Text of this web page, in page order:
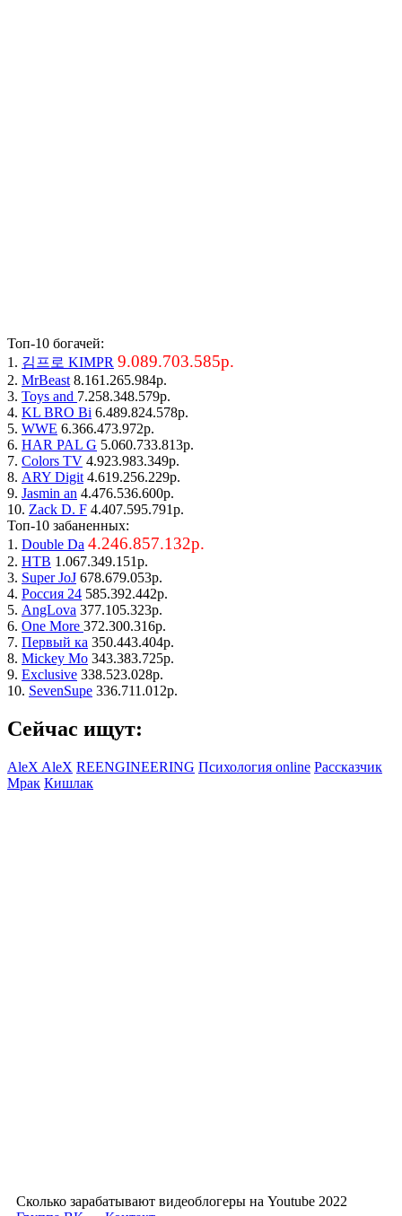
Топ-10 богачей:
1. 김프로 KIMPR 9.089.703.585р.
2. MrBeast 8.161.265.984р.
3. Toys and 7.258.348.579р.
4. KL BRO Bi 6.489.824.578р.
5. WWE 6.366.473.972р.
6. HAR PAL G 5.060.733.813р.
7. Colors TV 4.923.983.349р.
8. ARY Digit 4.619.256.229р.
9. Jasmin an 4.476.536.600р.
10. Zack D. F 4.407.595.791р.
Топ-10 забаненных:
1. Double Da 4.246.857.132р.
2. НТВ 1.067.349.151р.
3. Super JoJ 678.679.053р.
4. Россия 24 585.392.442р.
5. AngLova 377.105.323р.
6. One More 372.300.316р.
7. Первый ка 350.443.404р.
8. Mickey Mo 343.383.725р.
9. Exclusive 338.523.028р.
10. SevenSupe 336.711.012р.
Сейчас ищут:
AleX AleX REENGINEERING Психология online Рассказчик
Мрак Кишлак
Сколько зарабатывают видеоблогеры на Youtube 2022